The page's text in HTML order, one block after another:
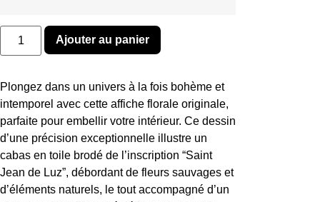
quantité
SAINT
Ajouter au panier
Plongez dans un univers à la fois bohème et
intemporel avec cette affiche florale originale,
parfaite pour embellir votre intérieur. Ce dessin
d’une précision exceptionnelle illustre un
cabas en toile brodé de l’inscription “Saint
Jean de Luz”, débordant de fleurs sauvages et
d’éléments naturels, le tout accompagné d’un